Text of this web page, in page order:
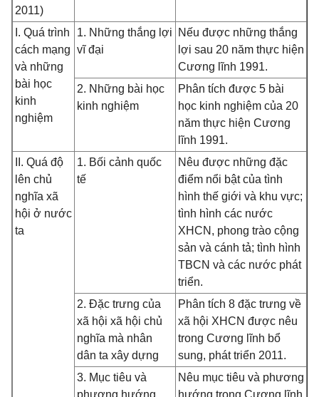
2011)
I. Quá trình
cách mạng
và những
bài học
kinh
nghiệm
1. Những thắng lợi
vĩ đại
Nếu được những thắng
lợi sau 20 năm thực hiện
Cương lĩnh 1991.
2. Những bài học
kinh nghiệm
Phân tích được 5 bài
học kinh nghiệm của 20
năm thực hiện Cương
lĩnh 1991.
II. Quá độ
lên chủ
nghĩa xã
hội ở nước
ta
1. Bối cảnh quốc
tế
Nêu được những đặc
điểm nổi bật của tình
hình thế giới và khu vực;
tình hình các nước
XHCN, phong trào cộng
sản và cánh tả; tình hình
TBCN và các nước phát
triển.
2. Đặc trưng của
xã hội xã hội chủ
nghĩa mà nhân
dân ta xây dựng
Phân tích 8 đặc trưng về
xã hội XHCN được nêu
trong Cương lĩnh bổ
sung, phát triển 2011.
3. Mục tiêu và
phương hướng
Nêu mục tiêu và phương
hướng trong Cương lĩnh